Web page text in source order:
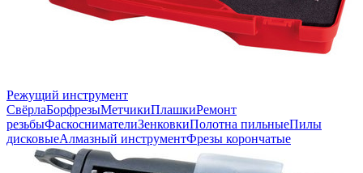
Режущий инструмент
СвёрлаБорфрезыМетчикиПлашкиРемонт
резьбыФаскоснимателиЗенковкиПолотна пильныеПилы
дисковыеАлмазный инструментФрезы корончатые